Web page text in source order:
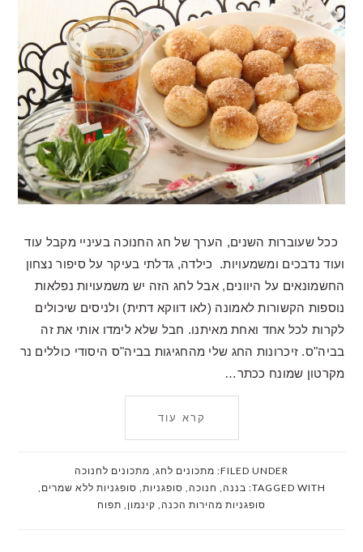
ככל שעוברות השנים, הערך של חג החנוכה בעיניי מקבל עוד
ועוד נדבכים ומשמעויות. כילדה, גדלתי בעיקר על סיפור נצחון
החשמונאים על היוונים, אבל לחג הזה יש משמעויות נפלאות
נוספות הקשורות לאמונה (לאו דווקא דתית) ולניסים שיכולים
לקרות לכל אחד ואחת מאיתנו. חבל שלא לימדו אותי את זה
בביה"ס. זיכרונות החג שלי מהחגיגות בביה"ס היסודי כוללים נר
מקרטון שמונח ככתר…
קרא עוד
FILED UNDER: מתכונים לחג, מתכונים לחנוכה
TAGGED WITH: בננה, חנוכה, סופגניות, סופגניות ללא שמרים ,
סופגניות מהירות הכנה, קינמון , תפוח